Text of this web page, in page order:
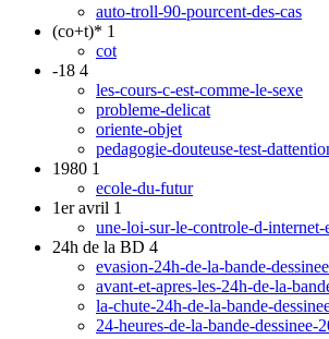
auto-troll-90-pourcent-des-cas
(co+t)* 1
cot
-18 4
les-cours-c-est-comme-le-sexe
probleme-delicat
oriente-objet
pedagogie-douteuse-test-
1980 1
ecole-du-futur
1er avril 1
une-loi-sur-le-controle-d-internet-
24h de la BD 4
evasion-24h-de-la-bande-
avant-et-apres-les-24h-de-la-
la-chute-24h-de-la-bande-
24-heures-de-la-bande-dessinee-